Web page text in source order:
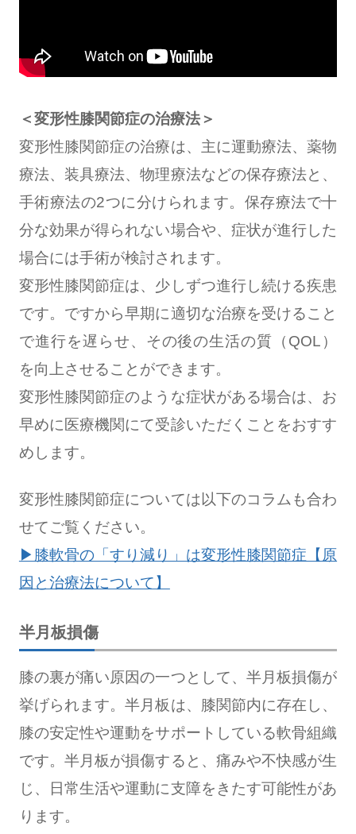
＜変形性膝関節症の治療法＞
変形性膝関節症の治療は、主に運動療法、薬物
療法、装具療法、物理療法などの保存療法と、
手術療法の2つに分けられます。保存療法で十
分な効果が得られない場合や、症状が進行した
場合には手術が検討されます。
変形性膝関節症は、少しずつ進行し続ける疾患
です。ですから早期に適切な治療を受けること
で進行を遅らせ、その後の生活の質（QOL）
を向上させることができます。
変形性膝関節症のような症状がある場合は、お
早めに医療機関にて受診いただくことをおすす
めします。
変形性膝関節症については以下のコラムも合わ
せてご覧ください。
▶膝軟骨の「すり減り」は変形性膝関節症【原
因と治療法について】
半月板損傷
膝の裏が痛い原因の一つとして、半月板損傷が
挙げられます。半月板は、膝関節内に存在し、
膝の安定性や運動をサポートしている軟骨組織
です。半月板が損傷すると、痛みや不快感が生
じ、日常生活や運動に支障をきたす可能性があ
ります。